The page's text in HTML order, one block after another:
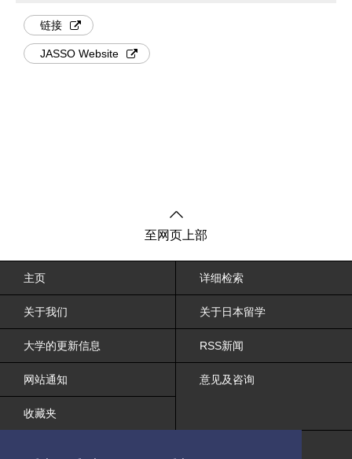
链接
JASSO Website
至网页上部
主页 详细检索
关于我们 关于日本留学
大学的更新信息 RSS新闻
网站通知 意见及咨询
收藏夹